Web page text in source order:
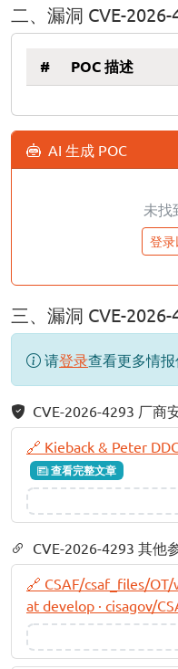
二、漏洞 CVE-
# POC 描述
AI 生成 POC
未找
登录
三、漏洞 CVE-
请登录查看更多情报
CVE-2026-4293 厂商
🔗 Kieback & Peter
查看完整文章
CVE-2026-4293 其他
🔗 CSAF/csaf_files/
at develop · cisagov/